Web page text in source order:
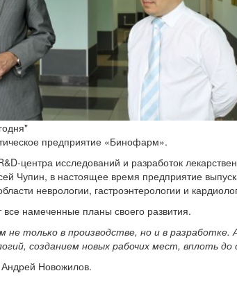
предприятие «Бинофарм».
центра исследований и разработок
в настоящее время предприятие
неврологии, гастроэнтерологии и
намеченные планы своего развития.
только в производстве, но и в
созданием новых рабочих мест, вплоть
Новожилов.